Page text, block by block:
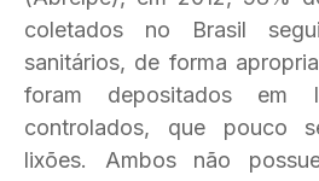
coletados no Brasil
sanitários, de forma
foram depositados em
controlados, que pouco
lixões. Ambos não